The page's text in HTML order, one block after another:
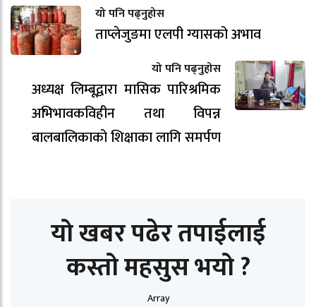
यो पनि पढ्नुहोस
ताप्लेजुङमा एलपी ग्यासको अभाव
यो पनि पढ्नुहोस
अध्यक्ष लिम्बूद्वारा मासिक पारिश्रमिक
अभिभावकविहीन तथा विपन्न
बालबालिकाको शिक्षाका लागि समर्पण
यो खबर पढेर तपाईलाई
कस्तो महसुस भयो ?
Array